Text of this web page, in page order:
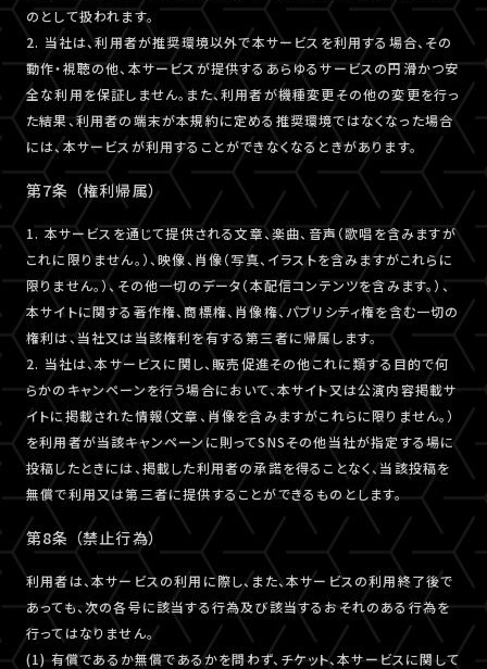
のとして扱われます。
2. 当社は、利用者が推奨環境以外で本サービスを利用する場合、その
動作・視聴の他、本サービスが提供するあらゆるサービスの円滑かつ安
全な利用を保証しません。また、利用者が機種変更その他の変更を行っ
た結果、利用者の端末が本規約に定める推奨環境ではなくなった場合
には、本サービスが利用することができなくなるときがあります。
第7条 （権利帰属）
1. 本サービスを通じて提供される文章、楽曲、音声（歌唱を含みますが
これに限りません。）、映像、肖像（写真、イラストを含みますがこれらに
限りません。）、その他一切のデータ（本配信コンテンツを含みます。）、
本サイトに関する著作権、商標権、肖像権、パブリシティ権を含む一切の
権利は、当社又は当該権利を有する第三者に帰属します。
2. 当社は、本サービスに関し、販売促進その他これに類する目的で何
らかのキャンペーンを行う場合において、本サイト又は公演内容掲載サ
イトに掲載された情報（文章、肖像を含みますがこれらに限りません。）
を利用者が当該キャンペーンに則ってSNSその他当社が指定する場に
投稿したときには、掲載した利用者の承諾を得ることなく、当該投稿を
無償で利用又は第三者に提供することができるものとします。
第8条 （禁止行為）
利用者は、本サービスの利用に際し、また、本サービスの利用終了後で
あっても、次の各号に該当する行為及び該当するおそれのある行為を
行ってはなりません。
(1) 有償であるか無償であるかを問わず、チケット、本サービスに関して